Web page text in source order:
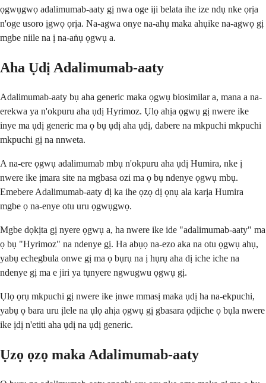
ọgwụgwọ adalimumab-aaty gị nwa oge iji belata ihe ize ndụ nke ọrịa
n'oge usoro ịgwọ ọrịa. Na-agwa onye na-ahụ maka ahụike na-agwọ gị
mgbe niile na ị na-aṅụ ọgwụ a.
Aha Ụdị Adalimumab-aaty
Adalimumab-aaty bụ aha generic maka ọgwụ biosimilar a, mana a na-
erekwa ya n'okpuru aha ụdị Hyrimoz. Ụlọ ahịa ọgwụ gị nwere ike
inye ma ụdị generic ma ọ bụ ụdị aha ụdị, dabere na mkpuchi mkpuchi
mkpuchi gị na nnweta.
A na-ere ọgwụ adalimumab mbụ n'okpuru aha ụdị Humira, nke ị
nwere ike ịmara site na mgbasa ozi ma ọ bụ ndenye ọgwụ mbụ.
Emebere Adalimumab-aaty dị ka ihe ọzọ dị ọnụ ala karịa Humira
mgbe ọ na-enye otu uru ọgwụgwọ.
Mgbe dọkịta gị nyere ọgwụ a, ha nwere ike ide "adalimumab-aaty" ma
ọ bụ "Hyrimoz" na ndenye gị. Ha abụọ na-ezo aka na otu ọgwụ ahụ,
yabụ echegbula onwe gị ma ọ bụrụ na ị hụrụ aha dị iche iche na
ndenye gị ma e jiri ya tụnyere ngwugwu ọgwụ gị.
Ụlọ ọrụ mkpuchi gị nwere ike ịnwe mmasị maka ụdị ha na-ekpuchi,
yabụ ọ bara uru ịlele na ụlọ ahịa ọgwụ gị gbasara ọdịiche ọ bụla nwere
ike ịdị n'etiti aha ụdị na ụdị generic.
Ụzọ ọzọ maka Adalimumab-aaty